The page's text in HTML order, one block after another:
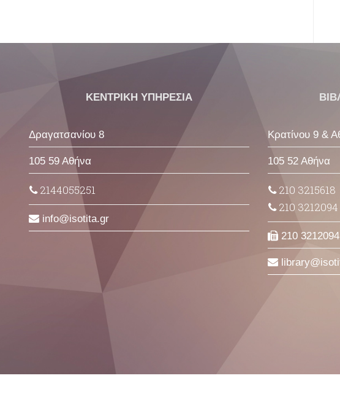
ΚΕΝΤΡΙΚΗ ΥΠΗΡΕΣΙΑ
Δραγατσανίου 8
105 59 Αθήνα
2144055251
info isotita gr
Κρατίνου 9 &
105 52 Αθήνα
210 3215618
210 3212094
210 3212094
library